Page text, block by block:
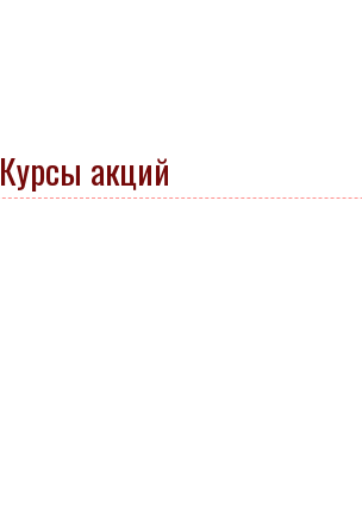
Курсы акций